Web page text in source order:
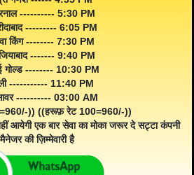
---------- 5:30 PM
--------- 6:05 PM
किंग -------- 7:30 PM
------- 9:40 PM
गोल्ड -------- 10:30 PM
----------- 11:40 PM
---------- 03:00 AM
)) ((हरूफ़ रेट 100=960/-))
आयेगी एक बार सेवा का मोका जरूर दे सट्टा कंपनी
मैनेजर की ज़िम्मेवारी है